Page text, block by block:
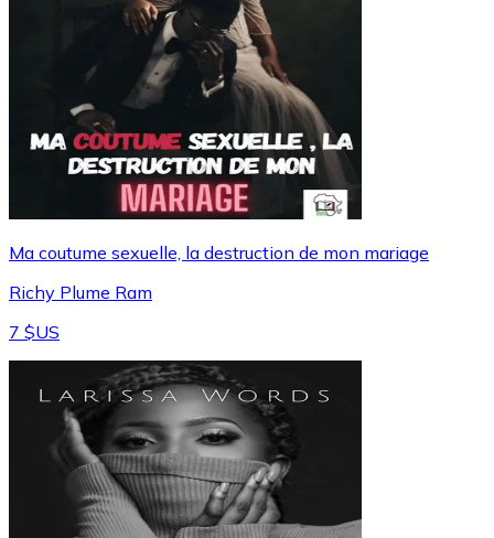
Ma coutume sexuelle, la destruction de mon mariage
Richy Plume Ram
7 $US